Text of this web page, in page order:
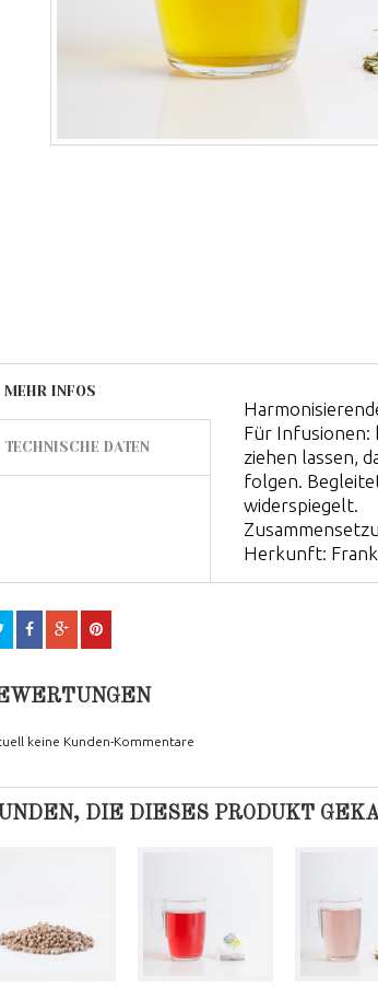
MEHR INFOS
TECHNISCHE DATEN
Für Infusionen:
ziehen lassen,
folgen.
widerspiegelt.
Herkunft:
keine Kunden-Kommentare
DIE DIESES PRODUKT